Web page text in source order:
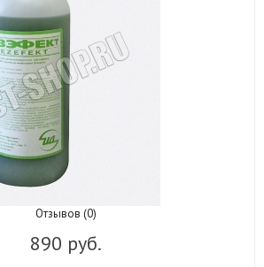
Отзывов (0)
890 руб.